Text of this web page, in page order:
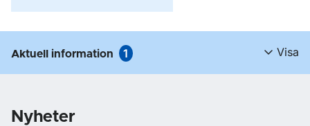
Aktuell information 1 Visa
Nyheter